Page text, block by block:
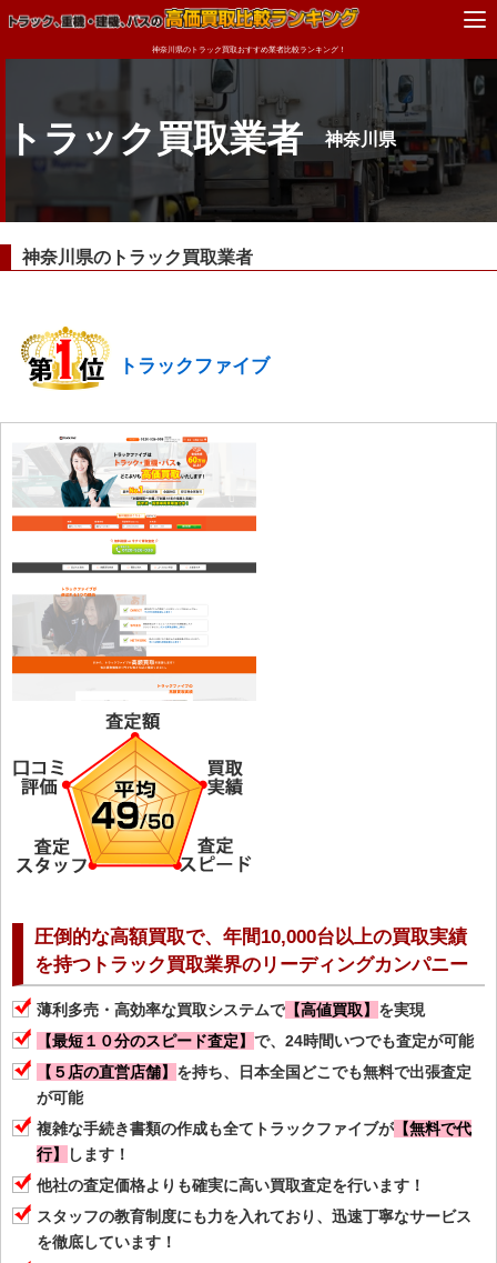
神奈川県のトラック買取おすすめ業者比較ランキング！
トラック買取業者 神奈川県
神奈川県のトラック買取業者
トラックファイブ
圧倒的な高額買取で、年間10,000台以上の買取実績
を持つトラック買取業界のリーディングカンパニー
薄利多売・高効率な買取システムで 【高値買取】 を実現
【最短１０分のスピード査定】 で、24時間いつでも査定が可能
【５店の直営店舗】 を持ち、日本全国どこでも無料で出張査定
が可能
複雑な手続き書類の作成も全てトラックファイブが 【無料で代
行】
します！
他社の査定価格よりも確実に高い買取査定を行います！
スタッフの教育制度にも力を入れており、迅速丁寧なサービス
を徹底しています！